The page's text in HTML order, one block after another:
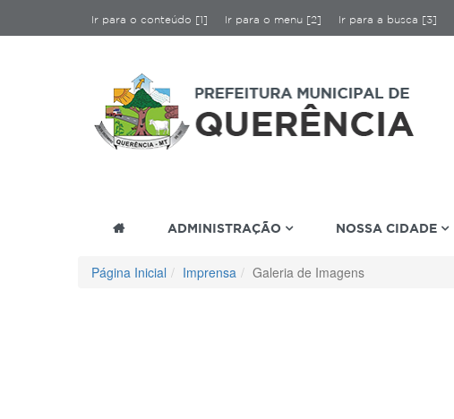
Ir para o conteúdo [1] Ir para o menu [2] Ir para a busca [3]
ADMINISTRAÇÃO NOSSA CIDADE
Página Inicial Imprensa Galeria de Imagens